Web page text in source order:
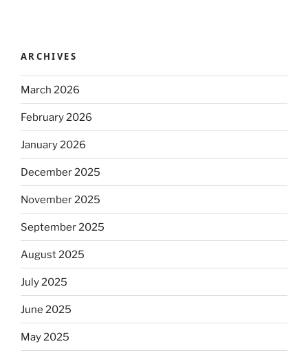
ARCHIVES
March 2026
February 2026
January 2026
December 2025
November 2025
September 2025
August 2025
July 2025
June 2025
May 2025